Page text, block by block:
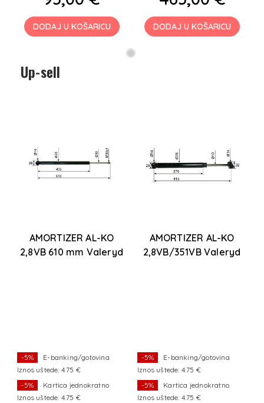
DODAJ U KOŠARICU DODAJ U KOŠARICU
Up-sell
AMORTIZER AL-KO
2,8VB 610 mm Valeryd
-5%
E-banking/gotovina
Iznos uštede: 4.75 €
-5%
Kartica jednokratno
Iznos uštede: 4.75 €
AMORTIZER AL-KO
2,8VB/351VB Valeryd
-5%
E-banking/gotovina
Iznos uštede: 4.75 €
-5%
Kartica jednokratno
Iznos uštede: 4.75 €